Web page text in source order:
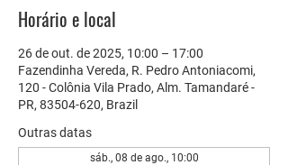
Horário e local
26 de out. de 2025, 10:00 – 17:00
Fazendinha Vereda, R. Pedro Antoniacomi,
120 - Colônia Vila Prado, Alm. Tamandaré -
PR, 83504-620, Brazil
Outras datas
sáb., 08 de ago., 10:00